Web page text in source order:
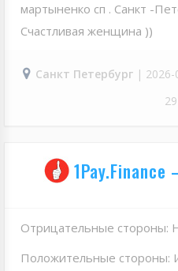
мартыненко сп . Санкт -
Счастливая женщина ))
Санкт Петербург |
29
Отрицательные стороны:
Положительные стороны: